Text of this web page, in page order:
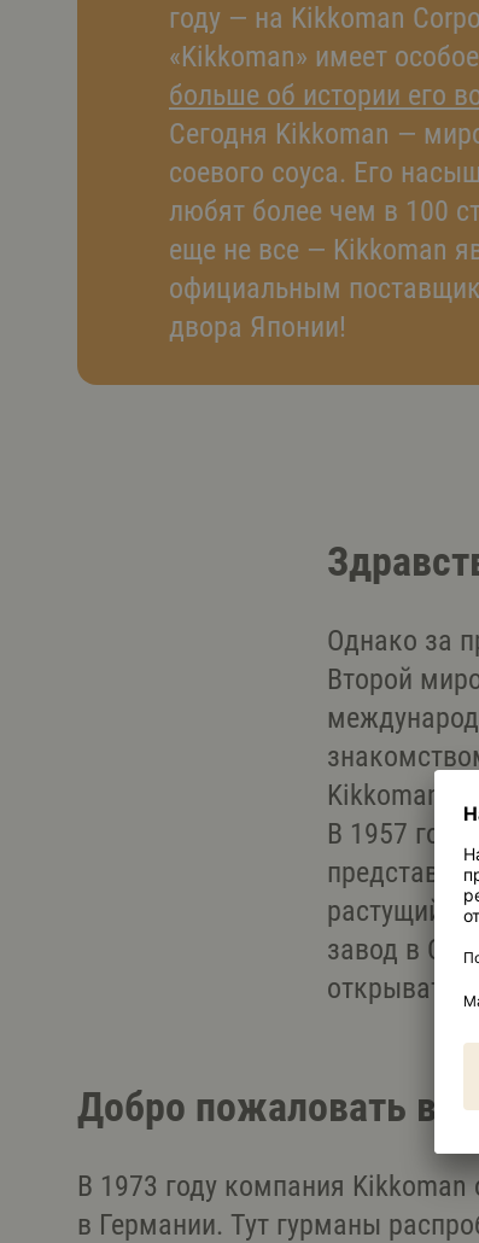
году — на Kikkoman
«Kikkoman» имеет
больше об истории его
Сегодня Kikkoman —
соевого соуса. Его
любят более чем в 100
еще не все — Kikkoman
официальным
двора Японии!
Однако за
Второй
Kikkoman
В 1957
растущий
завод в
открывать
Добро пожаловать в
В 1973 году компания
в Германии. Тут гурманы